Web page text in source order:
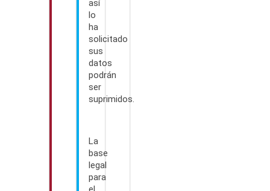
así
lo
ha
solicitado
sus
datos
podrán
ser
suprimidos.
La
base
legal
para